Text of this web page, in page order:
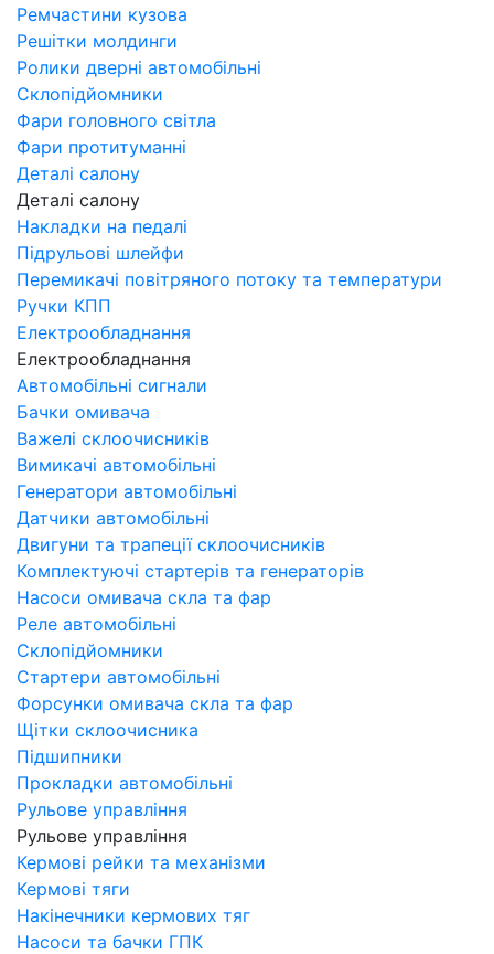
Ремчастини кузова
Решітки молдинги
Ролики дверні автомобільні
Склопідйомники
Фари головного світла
Фари протитуманні
Деталі салону
Деталі салону
Накладки на педалі
Підрульові шлейфи
Перемикачі повітряного потоку та температури
Ручки КПП
Електрообладнання
Електрообладнання
Автомобільні сигнали
Бачки омивача
Важелі склоочисників
Вимикачі автомобільні
Генератори автомобільні
Датчики автомобільні
Двигуни та трапеції склоочисників
Комплектуючі стартерів та генераторів
Насоси омивача скла та фар
Реле автомобільні
Склопідйомники
Стартери автомобільні
Форсунки омивача скла та фар
Щітки склоочисника
Підшипники
Прокладки автомобільні
Рульове управління
Рульове управління
Кермові рейки та механізми
Кермові тяги
Накінечники кермових тяг
Насоси та бачки ГПК